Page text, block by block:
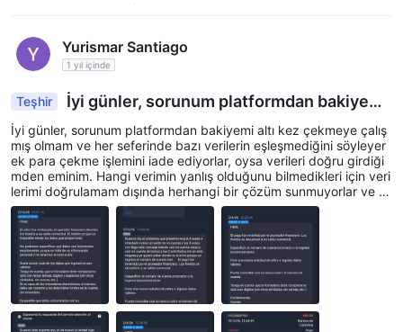
Yurismar Santiago
1 yıl içinde
Teşhir
İyi günler, sorunum platformdan bakiyemi
altı kez çekmeye çalışmış olmam.
İyi günler, sorunum platformdan bakiyemi altı kez çekmeye çalış
mış olmam ve her seferinde bazı verilerin eşleşmediğini söyleyer
ek para çekme işlemini iade ediyorlar, oysa verileri doğru girdiği
mden eminim. Hangi verimin yanlış olduğunu bilmedikleri için veri
lerimi doğrulamam dışında herhangi bir çözüm sunmuyorlar ve b
u nedenle bana herhangi bir çözüm vermiyorlar.